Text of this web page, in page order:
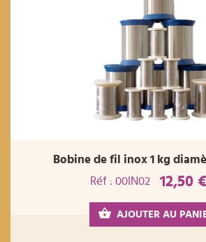
Bobine de fil inox 1 kg
Réf : 00IN02
12,50 €
AJOUTER AU